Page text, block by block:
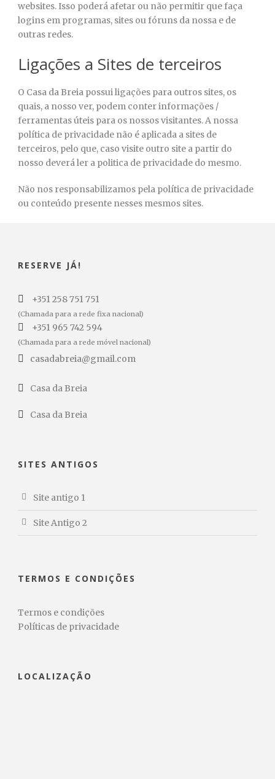
websites. Isso poderá afetar ou não permitir que faça
logins em programas, sites ou fóruns da nossa e de
outras redes.
Ligações a Sites de terceiros
O Casa da Breia possui ligações para outros sites, os
quais, a nosso ver, podem conter informações /
ferramentas úteis para os nossos visitantes. A nossa
política de privacidade não é aplicada a sites de
terceiros, pelo que, caso visite outro site a partir do
nosso deverá ler a politica de privacidade do mesmo.
Não nos responsabilizamos pela política de privacidade
ou conteúdo presente nesses mesmos sites.
RESERVE JÁ!
+351 258 751 751
(Chamada para a rede fixa nacional)
+351 965 742 594
(Chamada para a rede móvel nacional)
casadabreia@gmail.com
Casa da Breia
Casa da Breia
SITES ANTIGOS
Site antigo 1
Site Antigo 2
TERMOS E CONDIÇÕES
Termos e condições
Políticas de privacidade
LOCALIZAÇÃO